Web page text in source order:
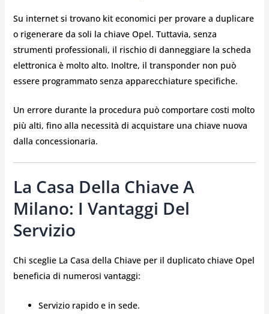
Su internet si trovano kit economici per provare a duplicare
o rigenerare da soli la chiave Opel. Tuttavia, senza
strumenti professionali, il rischio di danneggiare la scheda
elettronica è molto alto. Inoltre, il transponder non può
essere programmato senza apparecchiature specifiche.
Un errore durante la procedura può comportare costi molto
più alti, fino alla necessità di acquistare una chiave nuova
dalla concessionaria.
La Casa Della Chiave A
Milano: I Vantaggi Del
Servizio
Chi sceglie La Casa della Chiave per il duplicato chiave Opel
beneficia di numerosi vantaggi:
Servizio rapido e in sede.